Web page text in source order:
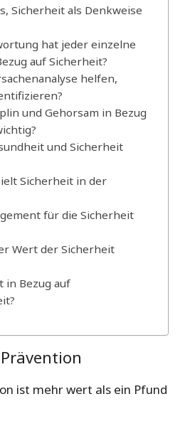
Sicherheit als Denkweise
hat jeder einzelne
auf Sicherheit?
helfen,
und Gehorsam in Bezug
und Sicherheit
Sicherheit in der
für die Sicherheit
Wert der Sicherheit
in Bezug auf
ist mehr wert als ein Pfund